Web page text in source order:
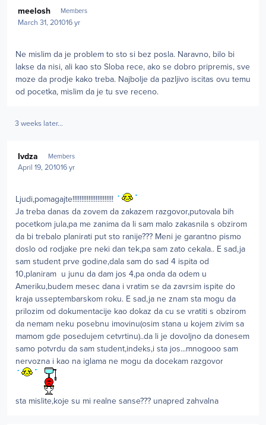
meelosh Members
March 31, 201016 yr
Ne mislim da je problem to sto si bez posla. Naravno, bilo bi
lakse da nisi, ali kao sto Sloba rece, ako se dobro pripremis, sve
moze da prodje kako treba. Najbolje da pazljivo iscitas ovu temu
od pocetka, mislim da je tu sve receno.
3 weeks later...
Ivdza Members
April 19, 201016 yr
Ljudi,pomagajte!!!!!!!!!!!!!!!!!!!!!!!
Ja treba danas da zovem da zakazem razgovor,putovala bih
pocetkom jula,pa me zanima da li sam malo zakasnila s obzirom
da bi trebalo planirati put sto ranije??? Meni je garantno pismo
doslo od rodjake pre neki dan tek,pa sam zato cekala.. E sad,ja
sam student prve godine,dala sam do sad 4 ispita od
10,planiram u junu da dam jos 4,pa onda da odem u
Ameriku,budem mesec dana i vratim se da zavrsim ispite do
kraja usseptembarskom roku. E sad,ja ne znam sta mogu da
prilozim od dokumentacije kao dokaz da cu se vratiti s obzirom
da nemam neku posebnu imovinu(osim stana u kojem zivim sa
mamom gde posedujem cetvrtinu)..da li je dovoljno da donesem
samo potvrdu da sam student,indeks,i sta jos...mnogooo sam
nervozna i kao na iglama ne mogu da docekam razgovor
sta mislite,koje su mi realne sanse??? unapred zahvalna